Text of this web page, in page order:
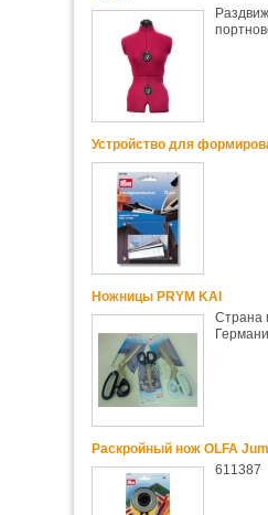
Устройство для
Ножницы PRYM KAI
Страна
Раскройный нож OLFA
611387